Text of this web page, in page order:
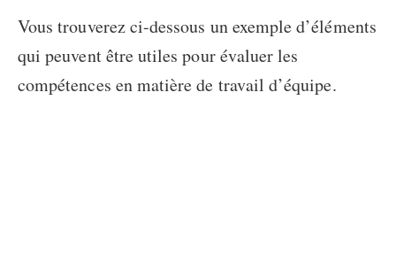
Vous trouverez ci-dessous un exemple d’éléments
qui peuvent être utiles pour évaluer les
compétences en matière de travail d’équipe.